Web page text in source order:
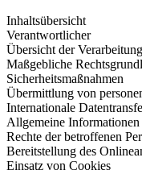
Inhaltsübersicht
Verantwortlicher
Übersicht der
Maßgebliche
Sicherheitsmaßnahmen
Übermittlung von
Internationale
Allgemeine
Rechte der betroffenen
Bereitstellung des
Einsatz von Cookies